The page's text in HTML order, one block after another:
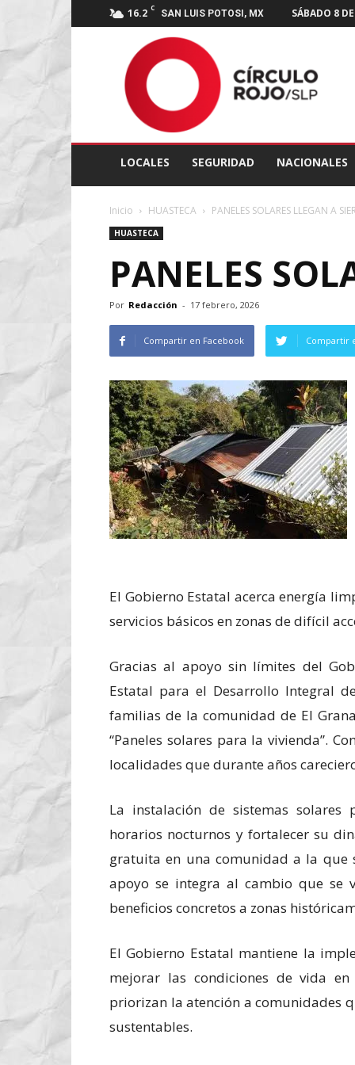
16.2 C
SAN LUIS POTOSI, MX SÁBADO 8
Círculo
Rojo
SLP
LOCALES SEGURIDAD NACIONALES
Inicio HUASTECA PANELES SOLARES LLEGAN A
HUASTECA
PANELES
Por Redacción - 17 febrero, 2026
Compartir en Facebook Compartir
El Gobierno Estatal acerca energía
servicios básicos en zonas de difícil
Gracias al apoyo sin límites del
Estatal para el Desarrollo Integral
familias de la comunidad de El
“Paneles solares para la vivienda”.
localidades que durante años
La instalación de sistemas
horarios nocturnos y fortalecer su
gratuita en una comunidad a la que
apoyo se integra al cambio que se
beneficios concretos a zonas
El Gobierno Estatal mantiene la
mejorar las condiciones de vida
priorizan la atención a comunidades
sustentables.